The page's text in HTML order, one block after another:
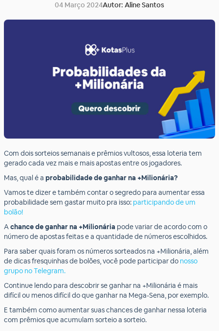
04 Março 2024Autor: Aline Santos
Com dois sorteios semanais e prêmios vultosos, essa loteria tem
gerado cada vez mais e mais apostas entre os jogadores.
Mas, qual é a probabilidade de ganhar na +Milionária?
Vamos te dizer e também contar o segredo para aumentar essa
probabilidade sem gastar muito pra isso: participando de um
bolão!
Achance de ganhar na +Milionária pode variar de acordo com o
número de apostas feitas e a quantidade de números escolhidos.
Para saber quais foram os números sorteados na +Milionária, além
de dicas fresquinhas de bolões, você pode participar do nosso
grupo no Telegram.
Continue lendo para descobrir se ganhar na +Milionária é mais
difícil ou menos difícil do que ganhar na Mega-Sena, por exemplo.
E também como aumentar suas chances de ganhar nessa loteria
com prêmios que acumulam sorteio a sorteio.